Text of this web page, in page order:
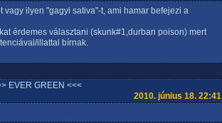
ilyen "gagyi sativa"-t, ami hamar befejezi a
érdemes választani (skunk#1,durban poison) mert
illattal bírnak.
EVER GREEN <<<
2010. június 18. 22:41